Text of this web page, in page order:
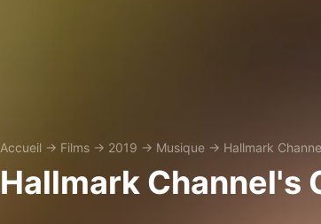
Accueil → Films → 2019 → Musique → Hallmark
Hallmark Channel's